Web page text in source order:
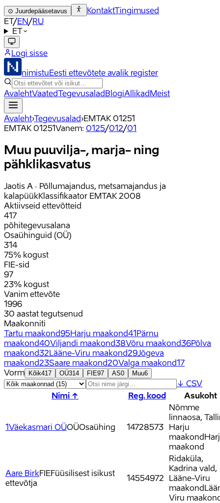
⊙ Juurdepääsetavus KontaktTingimused
ET/EN/RU
ET
Logi sisse
nimistuEesti ettevõtete avalik register
AvalehtVaatedTegevusaladBlogiAllikadMeist
Avaleht›Tegevusalad›EMTAK 01251
EMTAK 01251Vanem: 0125/012/01
Muu puuvilja-, marja- ning
pähklikasvatus
Jaotis A · Põllumajandus, metsamajandus ja
kalapüükKlassifikaator EMTAK 2008
Aktiivseid ettevõtteid
417
põhitegevusalana
Osaühinguid (OÜ)
314
75% kogust
FIE-sid
97
23% kogust
Vanim ettevõte
1996
30 aastat tegutsenud
Maakonniti
Tartu maakond95Harju maakond41Pärnu
maakond40Viljandi maakond38Võru maakond36Põlva
maakond32Lääne-Viru maakond29Jõgeva
maakond23Saare maakond20Valga maakond17
Vorm
Kõik417 OÜ314 FIE97 AS0 Muu6
↓ CSV
Nimi ↑
Reg. kood Asukoht
1Väekasmari OÜOÜOsaühing 14728573
Nõmme
linnaosa,
Harju
maakond
maakond
Aare BirkFIEFüüsilisest isikust
ettevõtja
14554972
Ridaküla,
Kadrina vald,
Lääne-Viru
maakond
Viru